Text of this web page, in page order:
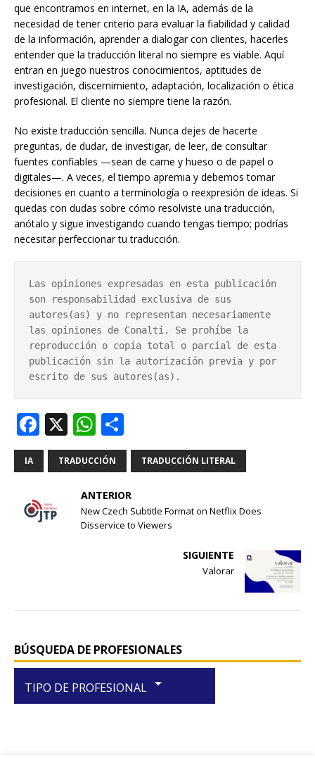
que encontramos en internet, en la IA, además de la
necesidad de tener criterio para evaluar la fiabilidad y calidad
de la información, aprender a dialogar con clientes, hacerles
entender que la traducción literal no siempre es viable. Aquí
entran en juego nuestros conocimientos, aptitudes de
investigación, discernimiento, adaptación, localización o ética
profesional. El cliente no siempre tiene la razón.
No existe traducción sencilla. Nunca dejes de hacerte
preguntas, de dudar, de investigar, de leer, de consultar
fuentes confiables —sean de carne y hueso o de papel o
digitales—. A veces, el tiempo apremia y debemos tomar
decisiones en cuanto a terminología o reexpresión de ideas. Si
quedas con dudas sobre cómo resolviste una traducción,
anótalo y sigue investigando cuando tengas tiempo; podrías
necesitar perfeccionar tu traducción.
Las opiniones expresadas en esta publicación
son responsabilidad exclusiva de sus
autores(as) y no representan necesariamente
las opiniones de Conalti. Se prohíbe la
reproducción o copia total o parcial de esta
publicación sin la autorización previa y por
escrito de sus autores(as).
F
a
c
b
X W
h
at
s
A
p
h
ar
e
IA TRADUCCIÓN TRADUCCIÓN LITERAL
ANTERIOR
New Czech Subtitle Format on Netflix Does
Disservice to Viewers
SIGUIENTE
Valorar
BÚSQUEDA DE PROFESIONALES
TIPO DE PROFESIONAL arrow_drop_down